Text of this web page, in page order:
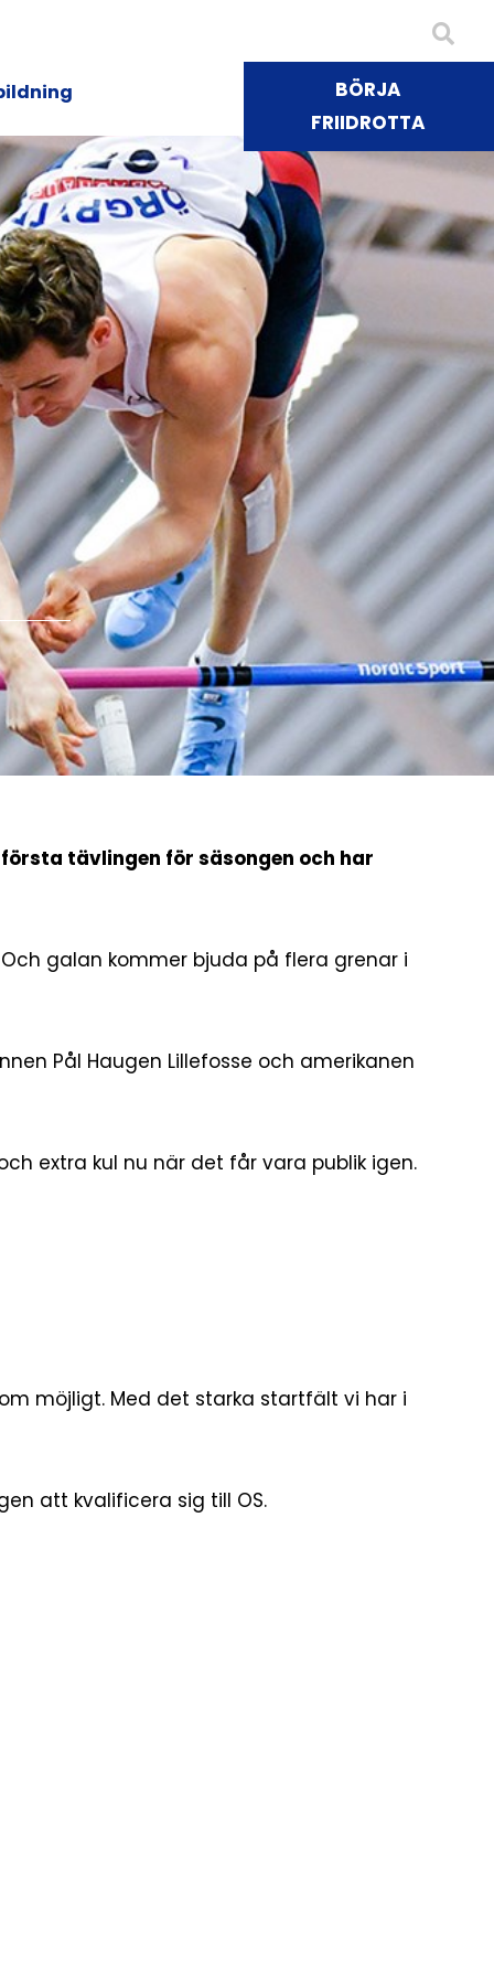
BÖRJA
FRIIDROTTA
tävlingen för säsongen och har
galan kommer bjuda på flera grenar i
Pål Haugen Lillefosse och amerikanen
extra kul nu när det får vara publik igen.
möjligt. Med det starka startfält vi har i
att kvalificera sig till OS.